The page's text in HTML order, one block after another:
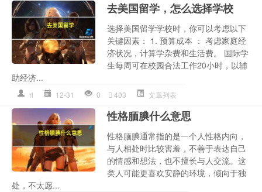
去美国留学，怎么选择学校
选择美国留学学校时，你可以考虑以下
关键因素： 1. 预算成本 ： 考虑家庭经
济状况，计算学杂费和生活费。 国际学
生每周可在校园合法工作20小时，以辅
助经济...
rl 12-31 0 403 文章列表
性格腼腆什么意思
性格腼腆通常指的是一个人性格内向，
与人相处时比较害羞，不善于表达自己
的情感和想法，也不擅长与人交流。这
类人可能更喜欢安静的环境，倾向于独
处，不太愿...